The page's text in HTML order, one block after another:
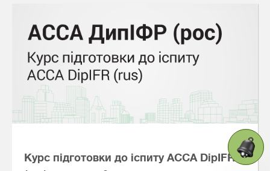
Курс підготовки до іспиту АССА DipIFR